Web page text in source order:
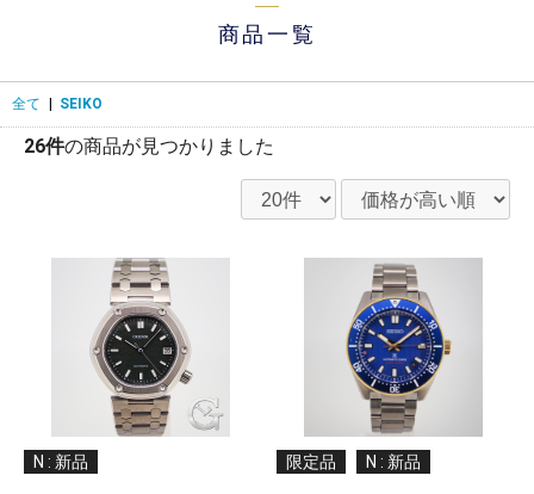
商品一覧
全て | SEIKO
26件の商品が見つかりました
N : 新品 限定品 N : 新品